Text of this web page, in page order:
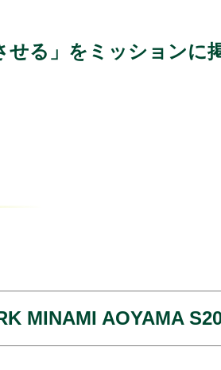
せる」をミッションに
MINAMI AOYAMA